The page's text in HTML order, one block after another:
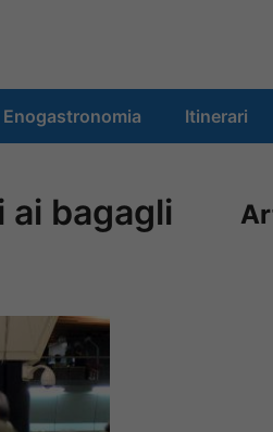
Enogastronomia Itinerari
bagagli